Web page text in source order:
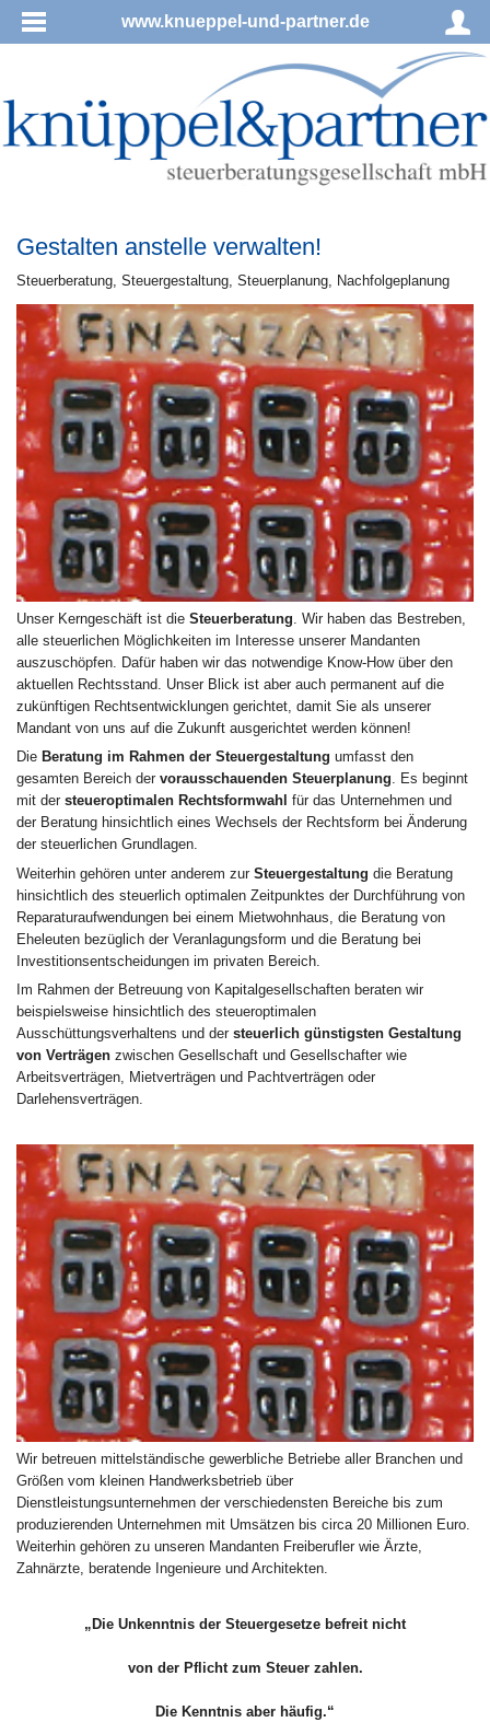
www.knueppel-und-partner.de
Gestalten anstelle verwalten!
Steu­er­be­ra­tung, Steu­er­ge­stal­tung, Steu­er­pla­nung, Nachfolgeplanung
Unser Kerngeschäft ist die Steuerberatung . Wir haben das Bestreben,
alle steuerlichen Möglichkeiten im Interesse unserer Mandanten
auszuschöpfen. Dafür haben wir das notwendige Know-How über den
aktuellen Rechtsstand. Unser Blick ist aber auch permanent auf die
zukünftigen Rechtsentwicklungen gerichtet, damit Sie als unserer
Mandant von uns auf die Zukunft ausgerichtet werden können!
Die Beratung im Rahmen der Steuergestaltung umfasst den
gesamten Bereich der vorausschauenden Steuerplanung. Es beginnt
mit der steueroptimalen Rechtsformwahl für das Unternehmen und
der Beratung hinsichtlich eines Wechsels der Rechtsform bei Änderung
der steuerlichen Grundlagen.
Weiterhin gehören unter anderem zur Steuergestaltung die Beratung
hinsichtlich des steuerlich optimalen Zeitpunktes der Durchführung von
Reparaturaufwendungen bei einem Mietwohnhaus, die Beratung von
Eheleuten bezüglich der Veranlagungsform und die Beratung bei
Investitionsentscheidungen im privaten Bereich.
Im Rahmen der Betreuung von Kapitalgesellschaften beraten wir
beispielsweise hinsichtlich des steueroptimalen
Ausschüttungsverhaltens und der steuerlich günstigsten Gestaltung
von Verträgen zwischen Gesellschaft und Gesellschafter wie
Arbeitsverträgen, Mietverträgen und Pachtverträgen oder
Darlehensverträgen.
Wir betreuen mittelständische gewerbliche Betriebe aller Branchen und
Größen vom kleinen Handwerksbetrieb über
Dienstleistungsunternehmen der verschiedensten Bereiche bis zum
produzierenden Unternehmen mit Umsätzen bis circa 20 Millionen Euro.
Weiterhin gehören zu unseren Mandanten Freiberufler wie Ärzte,
Zahnärzte, beratende Ingenieure und Architekten.
„Die Unkenntnis der Steuergesetze befreit nicht
von der Pflicht zum Steuer zahlen.
Die Kenntnis aber häufig.“